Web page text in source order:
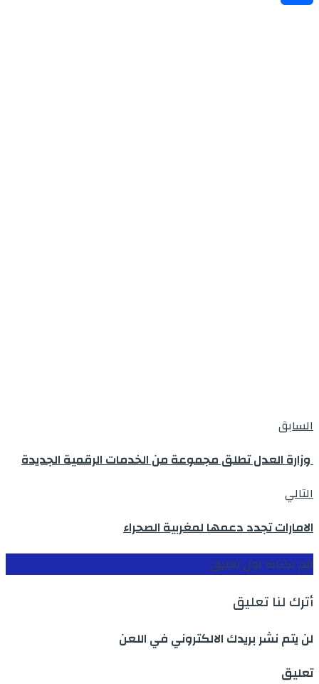
السابق
وزارة العدل تطلق مجموعة من الخدمات الرقمية الجديدة
التالي
الامارات تجدد دعمها لمغربية الصحراء
قم بكتابة اول تعليق
أترك لنا تعليق
لن يتم نشر بريدك الالكتروني في اللعن
تعليق